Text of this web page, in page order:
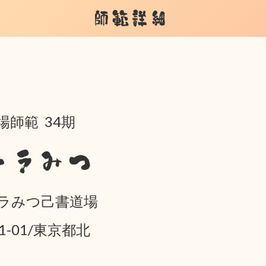
師範詳細
師範 34期
ラみつ
みつ己書道場
01/東京都北